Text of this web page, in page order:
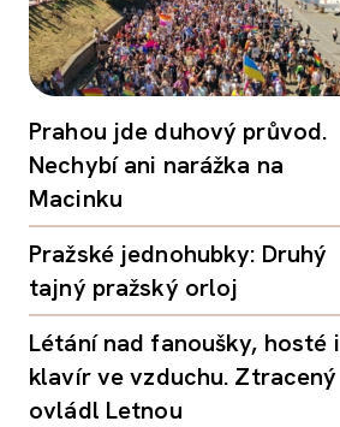
Prahou jde duhový průvod.
Nechybí ani narážka na
Macinku
Pražské jednohubky: Druhý
tajný pražský orloj
Létání nad fanoušky, hosté i
klavír ve vzduchu. Ztracený
ovládl Letnou